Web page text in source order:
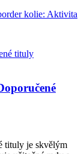
kolie: Aktivita
tituly je skvělým